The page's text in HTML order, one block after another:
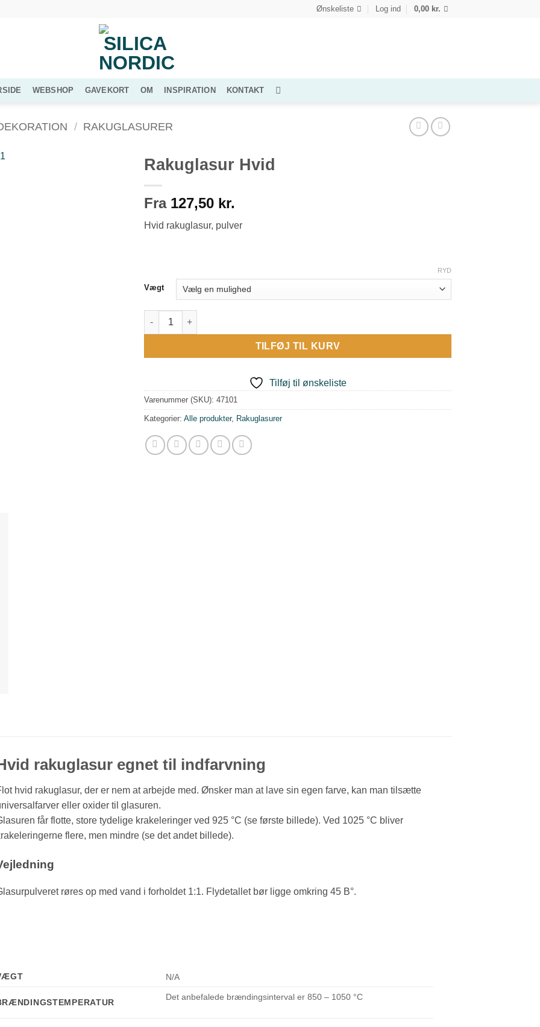
Ønskeliste Log ind 0,00 kr.
WEBSHOP GAVEKORT OM INSPIRATION KONTAKT
/ RAKUGLASURER
Rakuglasur Hvid
Fra 127,50 kr.
Hvid rakuglasur, pulver
Vægt
RYD
Rakuglasur Hvid antal
TILFØJ TIL KURV
Tilføj til ønskeliste
Varenummer (SKU): 47101
Kategorier: Alle produkter, Rakuglasurer
rakuglasur egnet til indfarvning
hvid rakuglasur, der er nem at arbejde med. Ønsker man at lave sin egen farve, kan man tilsætte
eller oxider til glasuren.
får flotte, store tydelige krakeleringer ved 925 °C (se første billede). Ved 1025 °C bliver
flere, men mindre (se det andet billede).
røres op med vand i forholdet 1:1. Flydetallet bør ligge omkring 45 B°.
N/A
Det anbefalede brændingsinterval er 850 – 1050 °C